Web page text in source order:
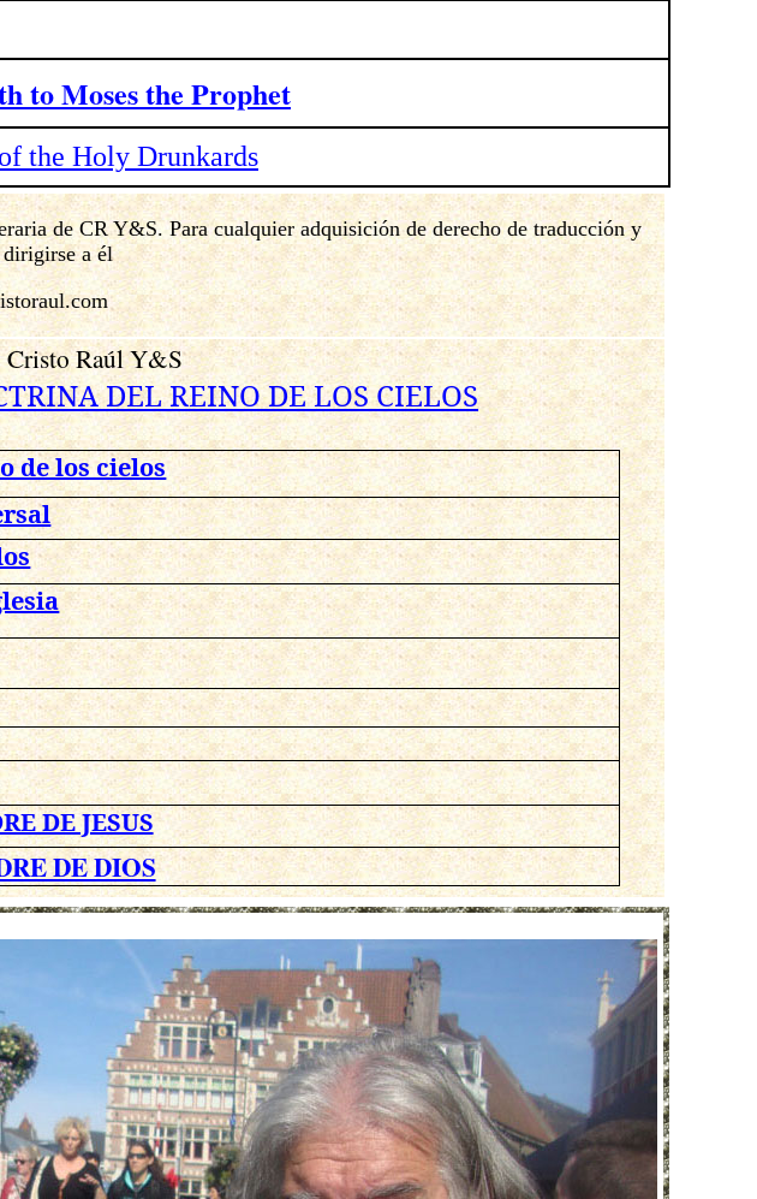
to Moses the Prophet
the Holy Drunkards
de CR Y&S. Para cualquier adquisición de derecho de traducción y
a él
Cristo Raúl Y&S
DEL REINO DE LOS CIELOS
de los cielos
DE JESUS
DE DIOS